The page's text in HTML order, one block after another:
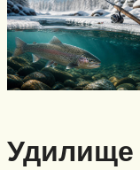
Удилище